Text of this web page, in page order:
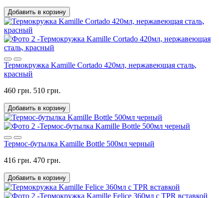
Добавить в корзину
Термокружка Kamille Cortado 420мл, нержавеющая сталь,
красный
460 грн. 510 грн.
Добавить в корзину
Термос-бутылка Kamille Bottle 500мл черный
416 грн. 470 грн.
Добавить в корзину